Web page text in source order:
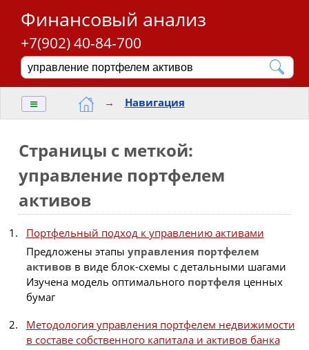
Финансовый анализ
+7(902) 40-84-700
≡ → Навигация
Страницы с меткой:
управление портфелем
активов
Портфельный подход к управлению активами
Предложены этапы управления портфелем
активов в виде блок-схемы с детальными шагами
Изучена модель оптимального портфеля ценных
бумаг
Методология управления портфелем недвижимости
в составе собственного капитала и активов банка